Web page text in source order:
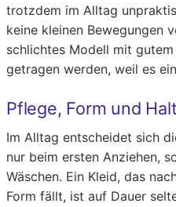
trotzdem im Alltag
keine kleinen Bewegungen
schlichtes Modell mit
getragen werden, weil es
Pflege, Form und
Im Alltag entscheidet sich
nur beim ersten Anziehen,
Wäschen. Ein Kleid, das
Form fällt, ist auf Dauer